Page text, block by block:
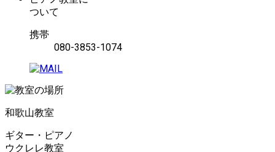
ついて
携帯
080-3853-1074
和歌山教室
ギター・ピアノ
ウクレレ教室